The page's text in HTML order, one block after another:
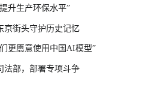
升生产环保水平”
京街头守护历史记忆
更愿意使用中国AI模型”
法部，部署专项斗争